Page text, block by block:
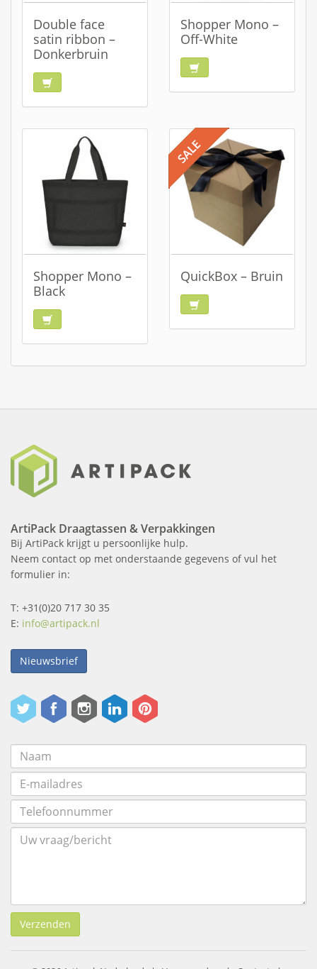
Double face
satin ribbon –
Donkerbruin
Shopper Mono –
Off-White
Shopper Mono –
Black
QuickBox – Bruin
ArtiPack Draagtassen & Verpakkingen
Bij ArtiPack krijgt u persoonlijke hulp.
Neem contact op met onderstaande gegevens of vul het
formulier in:
T: +31(0)20 717 30 35
E: info@artipack.nl
Nieuwsbrief
Verzenden